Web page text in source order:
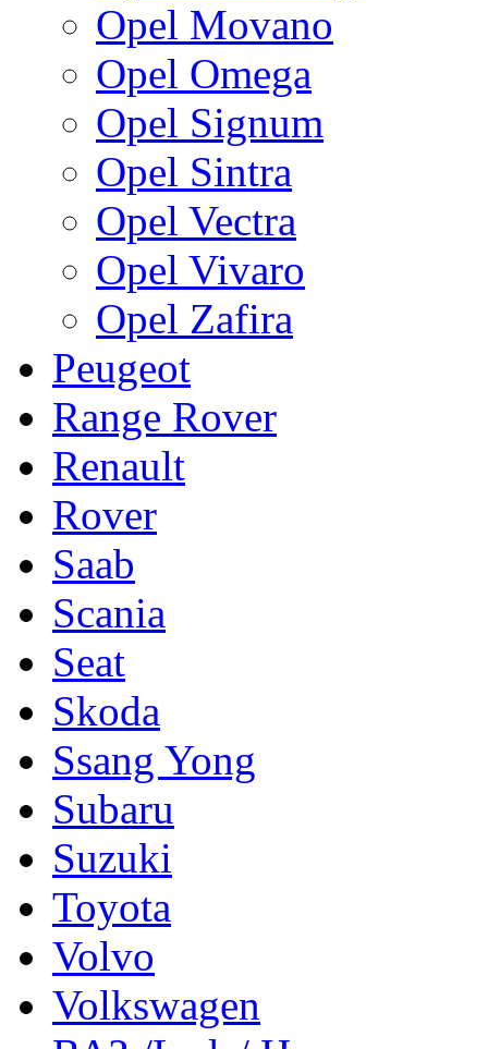
Opel Movano
Opel Omega
Opel Signum
Opel Sintra
Opel Vectra
Opel Vivaro
Opel Zafira
Peugeot
Range Rover
Renault
Rover
Saab
Scania
Seat
Skoda
Ssang Yong
Subaru
Suzuki
Toyota
Volvo
Volkswagen